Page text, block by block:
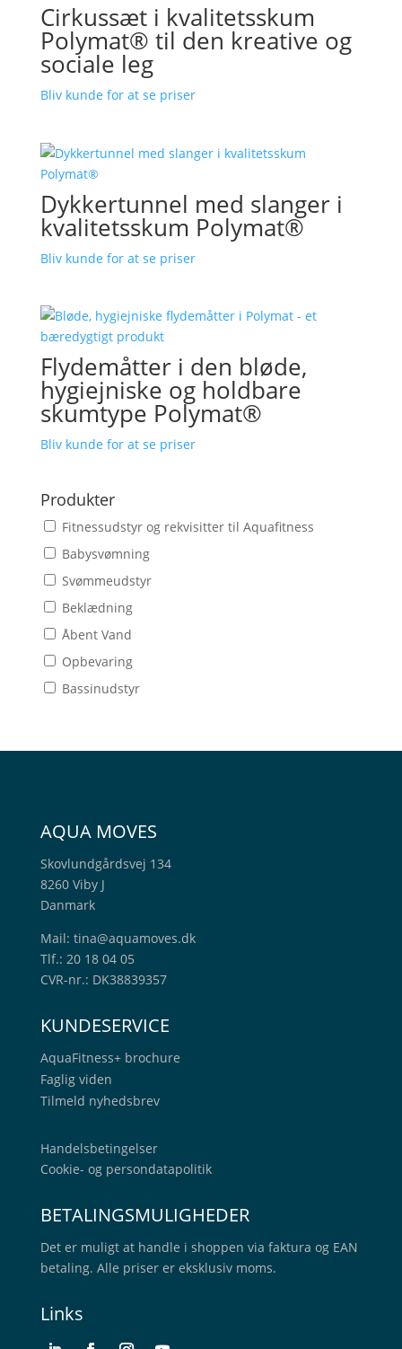
Cirkussæt i kvalitetsskum
Polymat® til den kreative og
sociale leg
Bliv kunde for at se priser
Dykkertunnel med slanger i
kvalitetsskum Polymat®
Bliv kunde for at se priser
Flydemåtter i den bløde,
hygiejniske og holdbare
skumtype Polymat®
Bliv kunde for at se priser
Produkter
Fitnessudstyr og rekvisitter til Aquafitness
Babysvømning
Svømmeudstyr
Beklædning
Åbent Vand
Opbevaring
Bassinudstyr
AQUA MOVES
Skovlundgårdsvej 134
8260 Viby J
Danmark
Mail: tina@aquamoves.dk
Tlf.: 20 18 04 05
CVR-nr.: DK38839357
KUNDESERVICE
AquaFitness+ brochure
Faglig viden
Tilmeld nyhedsbrev
Handelsbetingelser
Cookie- og persondatapolitik
BETALINGSMULIGHEDER
Det er muligt at handle i shoppen via faktura og EAN
betaling. Alle priser er eksklusiv moms.
Links